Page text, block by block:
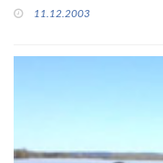
11.12.2003